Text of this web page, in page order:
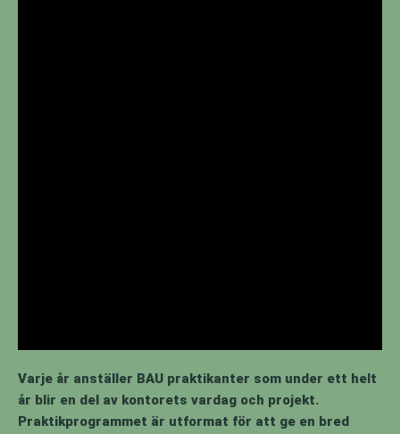
Varje år anställer BAU praktikanter som under ett helt
år blir en del av kontorets vardag och projekt.
Praktikprogrammet är utformat för att ge en bred